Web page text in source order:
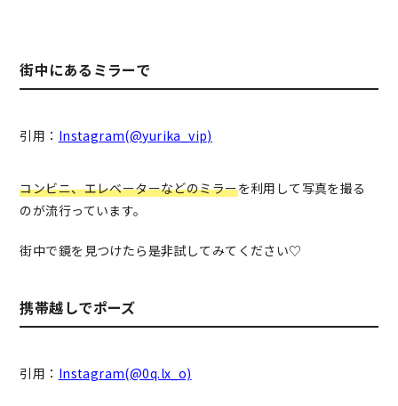
街中にあるミラーで
引用： Instagram(@yurika_vip)
コンビニ、エレベーターなどのミラーを利用して写真を撮る
のが流行っています。
街中で鏡を見つけたら是非試してみてください♡
携帯越しでポーズ
引用： Instagram(@0q.lx_o)